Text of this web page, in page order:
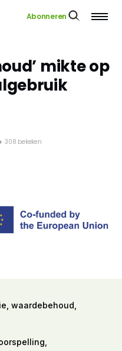
Abonneren
mikte op
308 bekeken
waardebehoud,